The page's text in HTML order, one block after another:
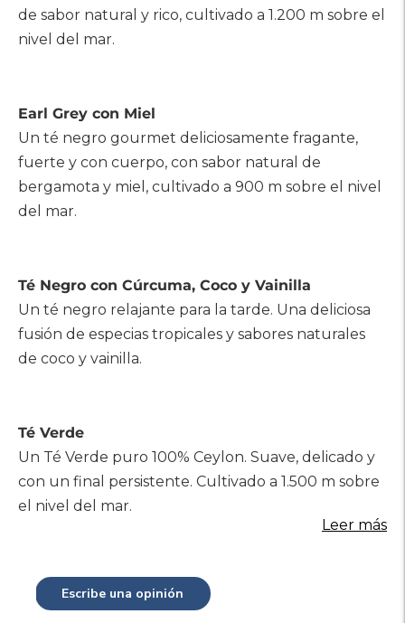
de sabor natural y rico, cultivado a 1.200 m sobre el
nivel del mar.
Earl Grey con Miel
Un té negro gourmet deliciosamente fragante,
fuerte y con cuerpo, con sabor natural de
bergamota y miel, cultivado a 900 m sobre el nivel
del mar.
Té Negro con Cúrcuma, Coco y Vainilla
Un té negro relajante para la tarde. Una deliciosa
fusión de especias tropicales y sabores naturales
de coco y vainilla.
Té Verde
Un Té Verde puro 100% Ceylon. Suave, delicado y
con un final persistente. Cultivado a 1.500 m sobre
el nivel del mar.
Leer más
Escribe una opinión